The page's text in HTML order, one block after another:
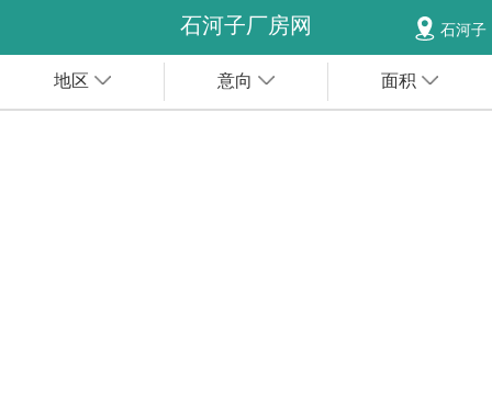
石河子厂房网 石河子
地区 意向 面积